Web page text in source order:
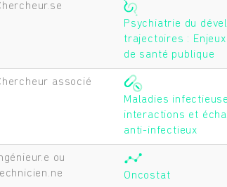
Psychiatrie du
trajectoires :
de santé publique
associé
Maladies
interactions et
anti-infectieux
ou
Oncostat